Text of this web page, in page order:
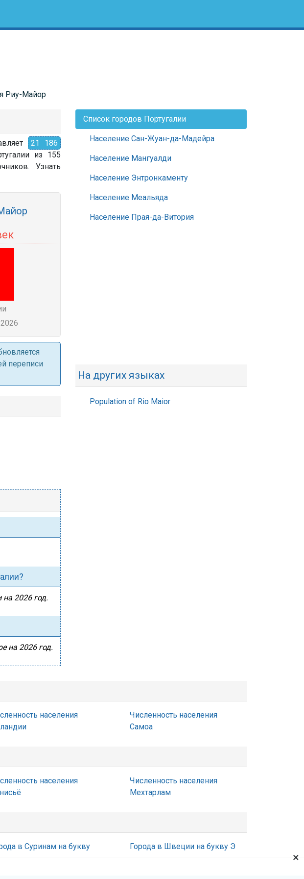
Риу-Майор
21 186
из 155
Узнать
переписи
2026 год.
на 2026 год.
Список городов Португалии
Население Сан-Жуан-да-Мадейра
Население Мангуалди
Население Энтронкаменту
Население Меальяда
Население Прая-да-Витория
На других языках
Population of Rio Maior
населения
Численность населения
Самоа
населения
Численность населения
Мехтарлам
в Суринам на букву
Города в Швеции на букву Э
×